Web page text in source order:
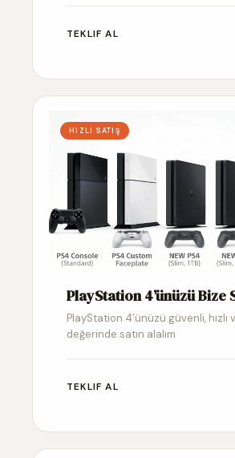
TEKLIF AL
HIZLI SATIŞ
PlayStation 4’ünüzü Bize
PlayStation 4’ünüzü güvenli, hızlı
değerinde satın alalım
TEKLIF AL